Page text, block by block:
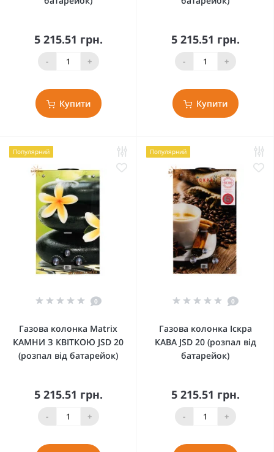
5 215.51 грн.
- +
Купити
5 215.51 грн.
- +
Купити
Популярний
0
Газова колонка Matrix
КАМНИ З КВІТКОЮ JSD 20
(розпал від батарейок)
5 215.51 грн.
- +
Популярний
0
Газова колонка Іскра
КАВА JSD 20 (розпал від
батарейок)
5 215.51 грн.
- +